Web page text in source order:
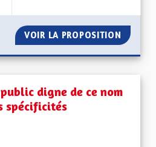
VOIR LA PROPOSITION
digne de ce nom
spécificités